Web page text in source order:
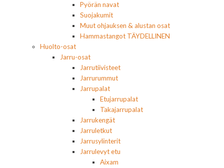
Pyörän navat
Suojakumit
Muut ohjauksen & alustan osat
Hammastangot TÄYDELLINEN
Huolto-osat
Jarru-osat
Jarrutiivisteet
Jarrurummut
Jarrupalat
Etujarrupalat
Takajarrupalat
Jarrukengät
Jarruletkut
Jarrusylinterit
Jarrulevyt etu
Aixam